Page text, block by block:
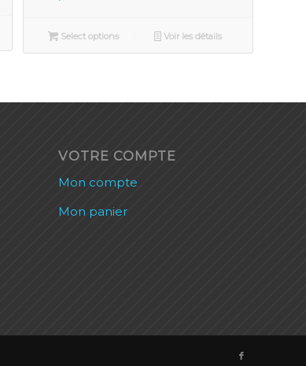
Select options Voir les détails
VOTRE COMPTE
Mon compte
Mon panier